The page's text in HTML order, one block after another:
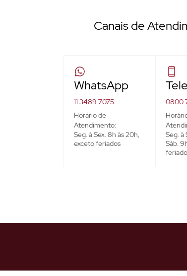
Canais de
WhatsApp
11 3489 7075
Horário de
Atendimento:
Seg. à Sex. 8h às 20h,
exceto feriados
0800
Seg. à
Sáb.